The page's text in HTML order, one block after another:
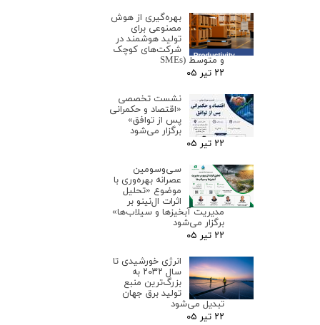
بهره‌گیری از هوش
مصنوعی برای
تولید هوشمند در
شرکت‌های کوچک
و متوسط (SMEs
۲۲ تیر ۰۵
نشست تخصصی
«اقتصاد و حکمرانی
پس از توافق»
برگزار می‌شود
۲۲ تیر ۰۵
سی‌وسومین
عصرانه بهره‌وری با
موضوع «تحلیل
اثرات ال‌نینو بر
مدیریت آبخیزها و سیلاب‌ها»
برگزار می‌شود
۲۲ تیر ۰۵
انرژی خورشیدی تا
سال ۲۰۳۲ به
بزرگ‌ترین منبع
تولید برق جهان
تبدیل می‌شود
۲۲ تیر ۰۵